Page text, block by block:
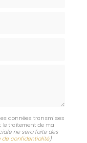
données transmises
le traitement de ma
ne sera faite des
de confidentialité)